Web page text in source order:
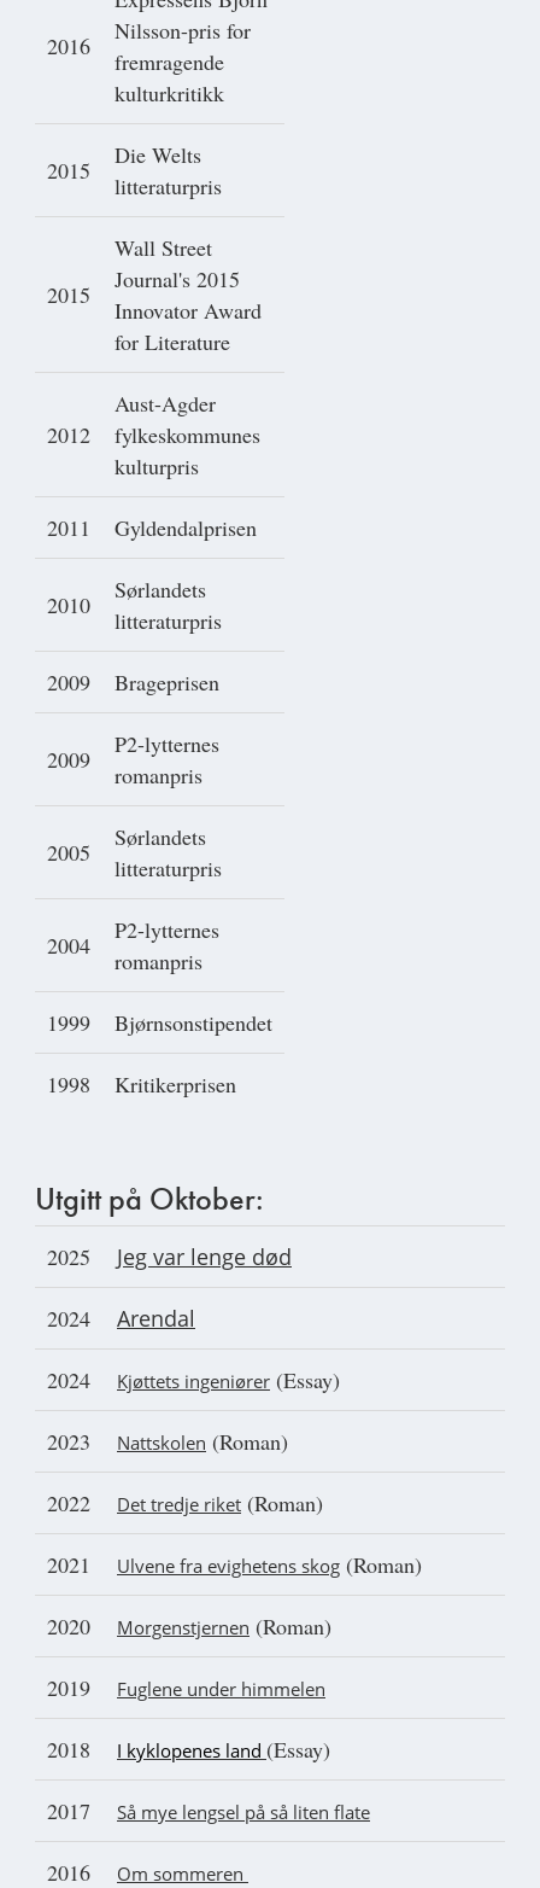
2016
Nilsson-pris for
fremragende
kulturkritikk
2015
Die Welts
litteraturpris
2015
Wall Street
Journal's 2015
Innovator Award
for Literature
2012
Aust-Agder
fylkeskommunes
kulturpris
2011 Gyldendalprisen
2010
Sørlandets
litteraturpris
2009 Brageprisen
2009
P2-lytternes
romanpris
2005
Sørlandets
litteraturpris
2004
P2-lytternes
romanpris
1999 Bjørnsonstipendet
1998 Kritikerprisen
Utgitt på Oktober:
2025 Jeg var lenge død
2024 Arendal
2024 Kjøttets ingeniører (Essay)
2023 Nattskolen (Roman)
2022 Det tredje riket (Roman)
2021 Ulvene fra evighetens skog (Roman)
2020 Morgenstjernen (Roman)
2019 Fuglene under himmelen
2018 I kyklopenes land (Essay)
2017 Så mye lengsel på så liten flate
2016 Om sommeren